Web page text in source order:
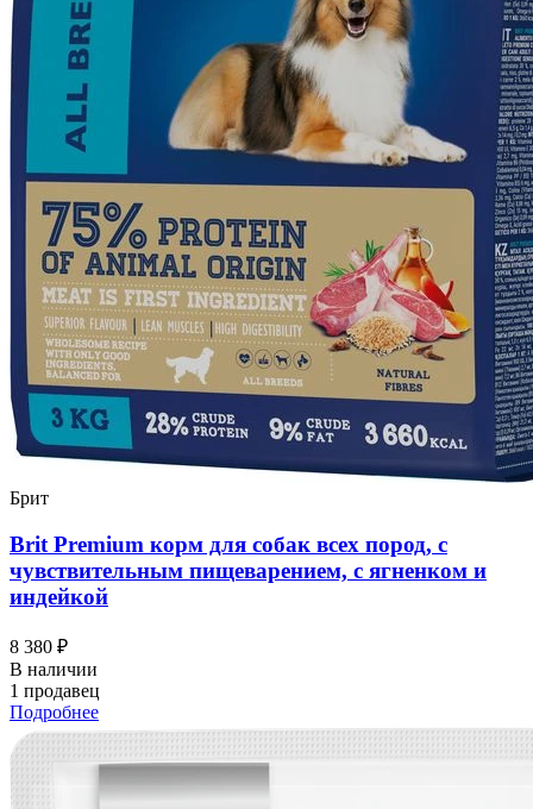
Брит
Brit Premium корм для собак всех пород, с
чувствительным пищеварением, с ягненком и
индейкой
8 380 ₽
В наличии
1 продавец
Подробнее